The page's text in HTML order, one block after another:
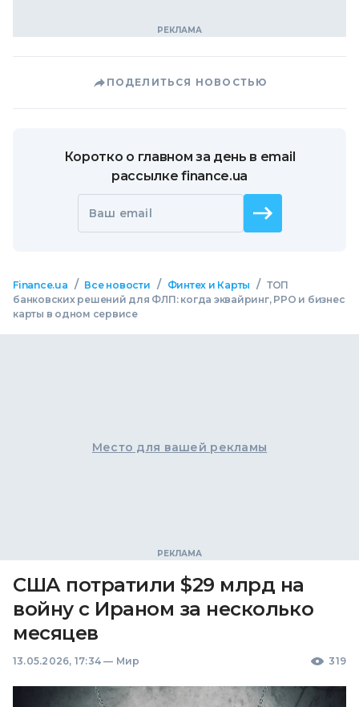
ПОДЕЛИТЬСЯ НОВОСТЬЮ
Коротко о главном за день в email
рассылке finance.ua
Ваш email
Finance.ua / Все новости / Финтех и Карты / ТОП
банковских решений для ФЛП: когда эквайринг, РРО и бизнес
карты в одном сервисе
Место для вашей рекламы
США потратили $29 млрд на
войну с Ираном за несколько
месяцев
13.05.2026, 17:34 — Мир 319